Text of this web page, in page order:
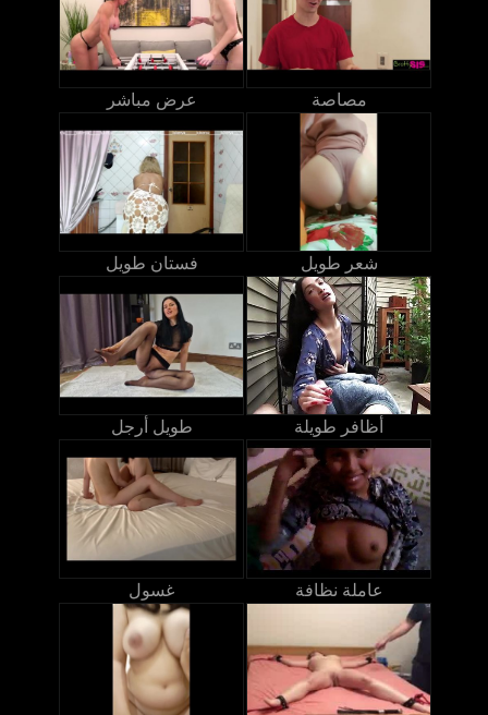
عرض مباشر مصاصة
فستان طويل شعر طويل
طويل أرجل أظافر طويلة
غسول عاملة نظافة